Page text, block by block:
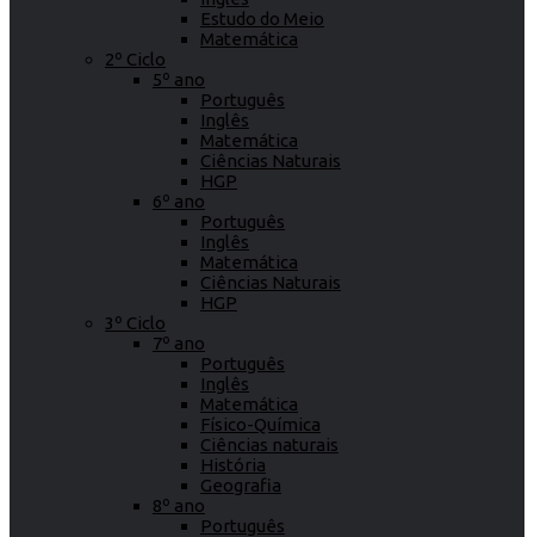
Estudo do Meio
Matemática
2º Ciclo
5º ano
Português
Inglês
Matemática
Ciências Naturais
HGP
6º ano
Português
Inglês
Matemática
Ciências Naturais
HGP
3º Ciclo
7º ano
Português
Inglês
Matemática
Físico-Química
Ciências naturais
História
Geografia
8º ano
Português